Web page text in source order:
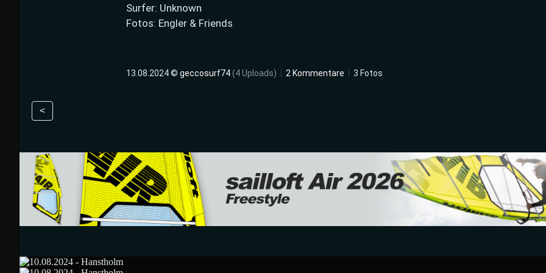
Surfer: Unknown
Fotos: Engler & Friends
13.08.2024 © geccosurf74(4 Uploads) 2 Kommentare 3 Fotos
<